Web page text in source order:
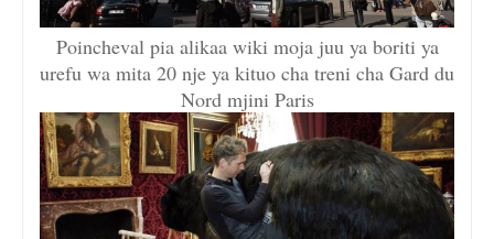
Poincheval pia alikaa wiki moja juu ya boriti ya
urefu wa mita 20 nje ya kituo cha treni cha Gard du
Nord mjini Paris